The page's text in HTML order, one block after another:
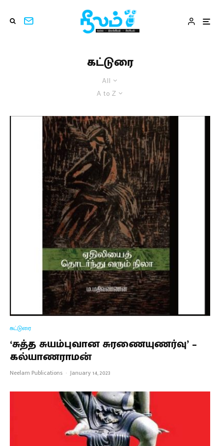
கட்டுரை
All
A to Z
கட்டுரை
‘சுத்த சுயம்புவான சுரணையுணர்வு’ –
கல்யாணராமன்
Neelam Publications · January 14, 2023